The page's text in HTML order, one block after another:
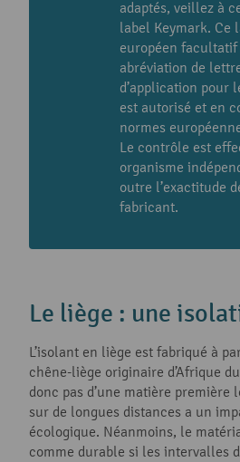
adaptés, veillez à
label Keymark. Ce
européen
abréviation de
d’application pour
est autorisé et en
normes
Le contrôle est
organisme
outre l’exactitude
fabricant.
Le liège : une
L’isolant en liège est fabriqué à
chêne-liège originaire d’Afrique
donc pas d’une matière
sur de longues distances a un
écologique. Néanmoins, le
comme durable si les intervalles